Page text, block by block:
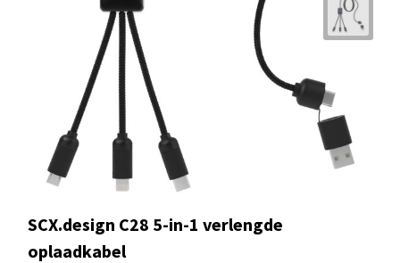
SCX.design C28 5-in-1 verlengde
oplaadkabel